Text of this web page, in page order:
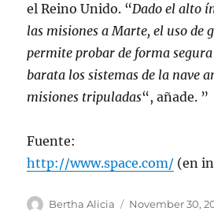
el Reino Unido. “Dado el alto
las misiones a Marte, el uso de
permite probar de forma
barata los sistemas de la nave
misiones tripuladas“, añade. ”
Fuente:
http://www.space.com/ (en
Author
Bertha Alicia
Posted
November 30,